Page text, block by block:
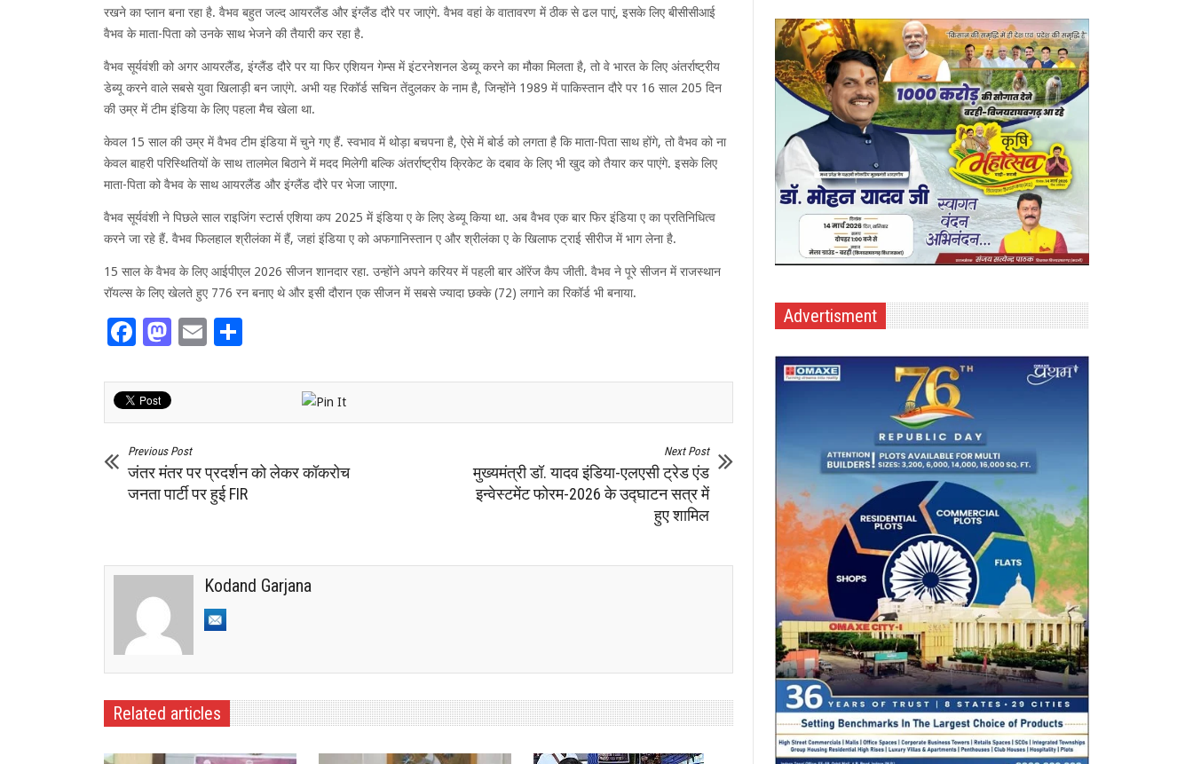
रखने का प्लान बना रहा है. वैभव बहुत जल्द आयरलैंड और इंग्लैंड दौरे पर जाएंगे. वैभव वहां के वातावरण में ठीक से ढल पाएं, इसके लिए बीसीसीआई
वैभव के माता-पिता को उनके साथ भेजने की तैयारी कर रहा है.
वैभव सूर्यवंशी को अगर आयरलैंड, इंग्लैंड दौरे पर या फिर एशियन गेम्स में इंटरनेशनल डेब्यू करने का मौका मिलता है, तो वे भारत के लिए अंतर्राष्ट्रीय
डेब्यू करने वाले सबसे युवा खिलाड़ी बन जाएंगे. अभी यह रिकॉर्ड सचिन तेंदुलकर के नाम है, जिन्होंने 1989 में पाकिस्तान दौरे पर 16 साल 205 दिन
की उम्र में टीम इंडिया के लिए पहला मैच खेला था.
केवल 15 साल की उम्र में वैभव टीम इंडिया में चुने गए हैं. स्वभाव में थोड़ा बचपना है, ऐसे में बोर्ड को लगता है कि माता-पिता साथ होंगे, तो वैभव को ना
केवल बाहरी परिस्थितियों के साथ तालमेल बिठाने में मदद मिलेगी बल्कि अंतर्राष्ट्रीय क्रिकेट के दबाव के लिए भी खुद को तैयार कर पाएंगे. इसके लिए
माता-पिता को वैभव के साथ आयरलैंड और इंग्लैंड दौरे पर भेजा जाएगा.
वैभव सूर्यवंशी ने पिछले साल राइजिंग स्टार्स एशिया कप 2025 में इंडिया ए के लिए डेब्यू किया था. अब वैभव एक बार फिर इंडिया ए का प्रतिनिधित्व
करने जा रहे हैं. वैभव फिलहाल श्रीलंका में हैं, जहां इंडिया ए को अफगानिस्तान ए और श्रीलंका ए के खिलाफ ट्राई सीरीज में भाग लेना है.
15 साल के वैभव के लिए आईपीएल 2026 सीजन शानदार रहा. उन्होंने अपने करियर में पहली बार ऑरेंज कैप जीती. वैभव ने पूरे सीजन में राजस्थान
रॉयल्स के लिए खेलते हुए 776 रन बनाए थे और इसी दौरान एक सीजन में सबसे ज्यादा छक्के (72) लगाने का रिकॉर्ड भी बनाया.
Facebook
Mastodon
Email
Previous Post
जंतर मंतर पर प्रदर्शन को लेकर कॉकरोच
जनता पार्टी पर हुई FIR
Next Post
मुख्यमंत्री डॉ. यादव इंडिया-एलएसी ट्रेड एंड
इन्वेस्टमेंट फोरम-2026 के उद्घाटन सत्र में
हुए शामिल
Kodand Garjana
Related articles
Advertisment